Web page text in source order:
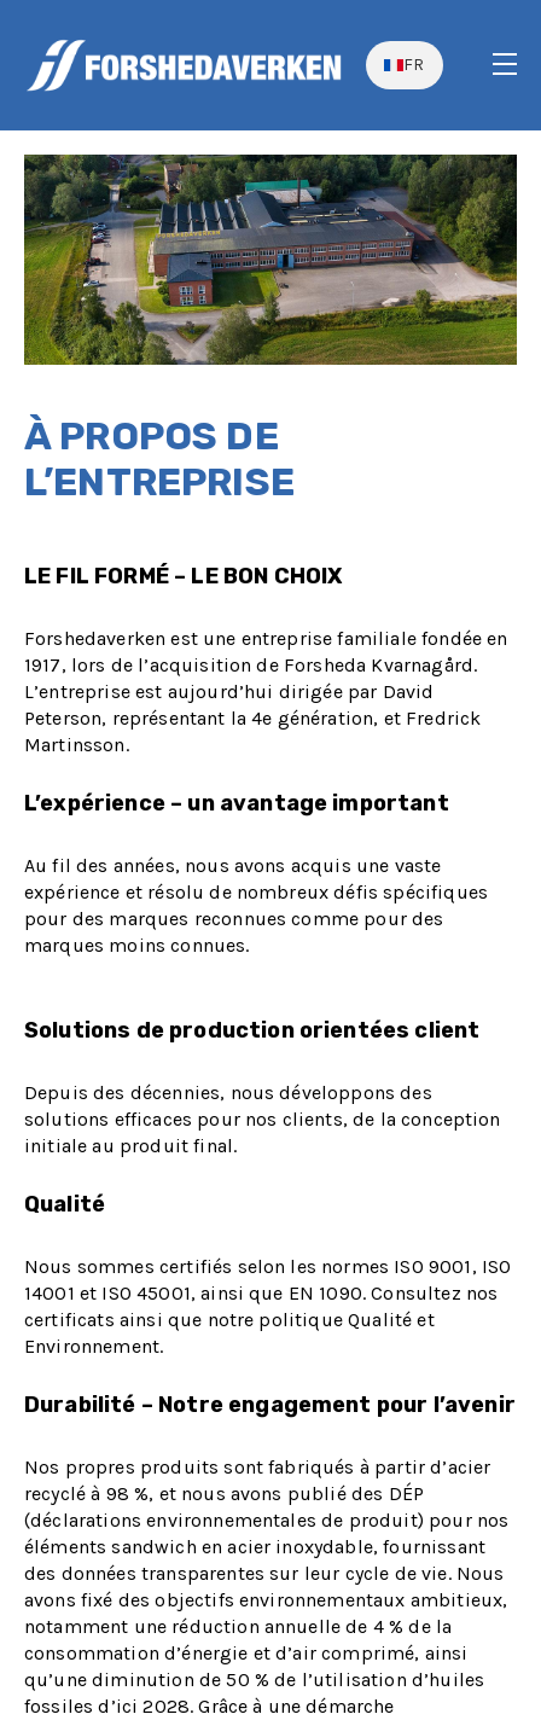
FR
À PROPOS DE
L’ENTREPRISE
LE FIL FORMÉ – LE BON CHOIX
Forshedaverken est une entreprise familiale fondée en
1917, lors de l’acquisition de Forsheda Kvarnagård.
L’entreprise est aujourd’hui dirigée par David
Peterson, représentant la 4e génération, et Fredrick
Martinsson.
L’expérience – un avantage important
Au fil des années, nous avons acquis une vaste
expérience et résolu de nombreux défis spécifiques
pour des marques reconnues comme pour des
marques moins connues.
Solutions de production orientées client
Depuis des décennies, nous développons des
solutions efficaces pour nos clients, de la conception
initiale au produit final.
Qualité
Nous sommes certifiés selon les normes ISO 9001, ISO
14001 et ISO 45001, ainsi que EN 1090. Consultez nos
certificats ainsi que notre politique Qualité et
Environnement.
Durabilité – Notre engagement pour l’avenir
Nos propres produits sont fabriqués à partir d’acier
recyclé à 98 %, et nous avons publié des DÉP
(déclarations environnementales de produit) pour nos
éléments sandwich en acier inoxydable, fournissant
des données transparentes sur leur cycle de vie. Nous
avons fixé des objectifs environnementaux ambitieux,
notamment une réduction annuelle de 4 % de la
consommation d’énergie et d’air comprimé, ainsi
qu’une diminution de 50 % de l’utilisation d’huiles
fossiles d’ici 2028. Grâce à une démarche